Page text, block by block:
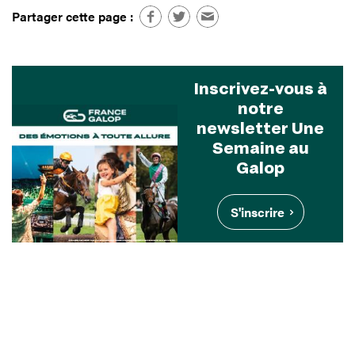
Partager cette page :
Inscrivez-vous à
notre
newsletter Une
Semaine au
Galop
S'inscrire